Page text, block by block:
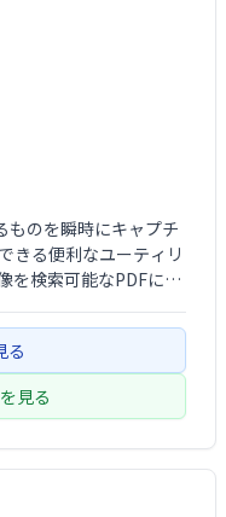
ものを瞬時にキャプチ
きる便利なユーティリ
を検索可能なPDFに変
無料で利用可能です。
る
見る